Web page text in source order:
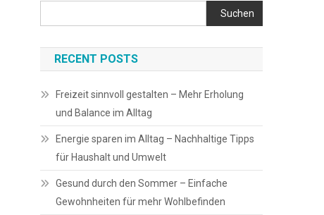
Suchen
RECENT POSTS
Freizeit sinnvoll gestalten – Mehr Erholung
und Balance im Alltag
Energie sparen im Alltag – Nachhaltige Tipps
für Haushalt und Umwelt
Gesund durch den Sommer – Einfache
Gewohnheiten für mehr Wohlbefinden